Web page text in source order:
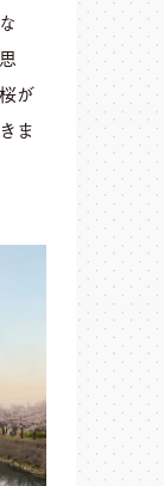
が
ま